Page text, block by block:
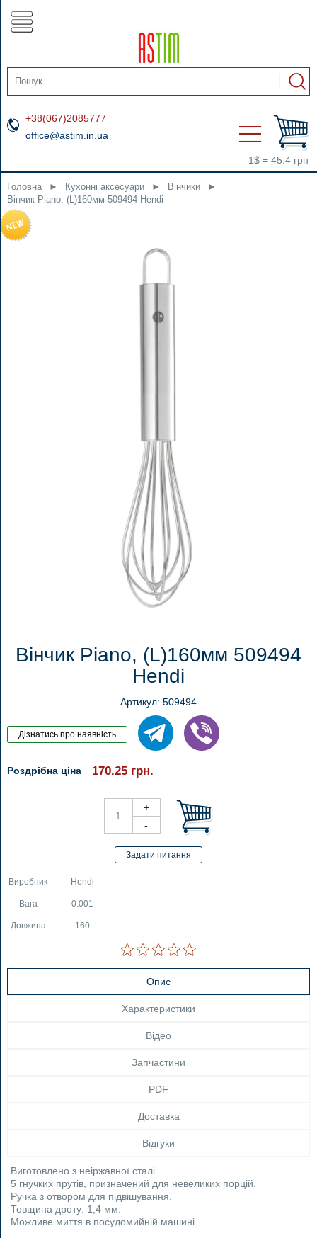
+38(067)2085777
office@astim.in.ua
1$ = 45.4 грн
Головна ► Кухонні аксесуари ► Вінчики
►
Вінчик Piano, (L)160мм 509494 Hendi
Вінчик Piano, (L)160мм 509494
Hendi
Артикул: 509494
Роздрібна ціна 170.25 грн.
Виробник Hendi
Вага 0.001
Довжина 160
Опис
Характеристики
Відео
Запчастини
PDF
Доставка
Відгуки
Виготовлено з неіржавної сталі.
5 гнучких прутів, призначений для невеликих порцій.
Ручка з отвором для підвішування.
Товщина дроту: 1,4 мм.
Можливе миття в посудомийній машині.